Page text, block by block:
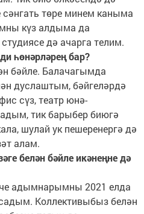
сәнгать төре минем каныма
күз алдыма да
дә ачарга телим.
һөнәрләрең бар?
бәйле. Балачагымда
дуслаштым, бәйгеләрдә
сүз, театр юнә-
тик барыбер биюгә
шулай ук пешеренергә дә
алам.
белән бәйле икәнеңне дә
адымнарымны 2021 елда
Коллективыбыз белән